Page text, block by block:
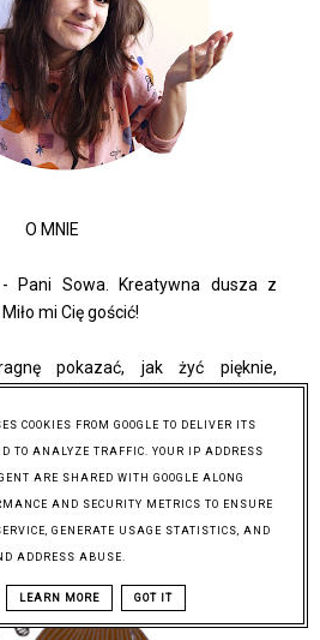
O MNIE
Pani Sowa. Kreatywna dusza z
mi Cię gościć!
pokazać, jak żyć pięknie,
tutaj przedmioty, które
inspirują, a także recepty czy to
czy na urozmaicenie przestrzeni
się razem!
COOKIES FROM GOOGLE TO DELIVER ITS
TO ANALYZE TRAFFIC. YOUR IP ADDRESS
ARE SHARED WITH GOOGLE ALONG
AND SECURITY METRICS TO ENSURE
GENERATE USAGE STATISTICS, AND
ADDRESS ABUSE.
LEARN MORE GOT IT